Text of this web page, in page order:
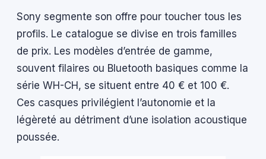
Sony segmente son offre pour toucher tous les
profils. Le catalogue se divise en trois familles
de prix. Les modèles d’entrée de gamme,
souvent filaires ou Bluetooth basiques comme la
série WH-CH, se situent entre 40 € et 100 €.
Ces casques privilégient l’autonomie et la
légèreté au détriment d’une isolation acoustique
poussée.